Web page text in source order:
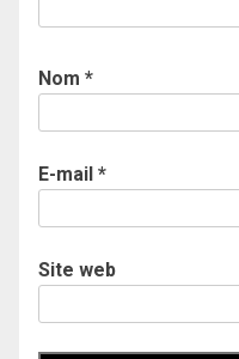
Nom *
E-mail *
Site web